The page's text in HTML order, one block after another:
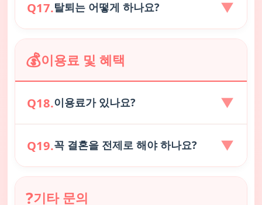
제재합니다.
대화방 또는 프로필에서"신고"버튼을 클릭하시면
진이 24시간 내로 확인 후 조치를 취해 드립니다.
악의적인 신고는 자제해 주세요.
Q17.탈퇴는 어떻게 하나요? ▼
실 수 있습니다. 탈퇴 시 모든 프로필 정보와 매칭
내역, 쪽지 내용이 삭제되며 복구되지 않으니 신중
히 결정해 주세요.
💰이용료 및 혜택
Q18.이용료가 있나요? ▼
현재 모든 기본 서비스는무료로 제공되고 있습니
후 프리미엄 서비스(상위 노출, 더 많은 추천 등)가
도입될 수 있으나, 기본 서비스는 당분간 무료로 유
Q19.꼭 결혼을 전제로 해야 하나요? ▼
결혼을 전제로 하실 필요는 없습니다. 자신의 의사
?기타 문의